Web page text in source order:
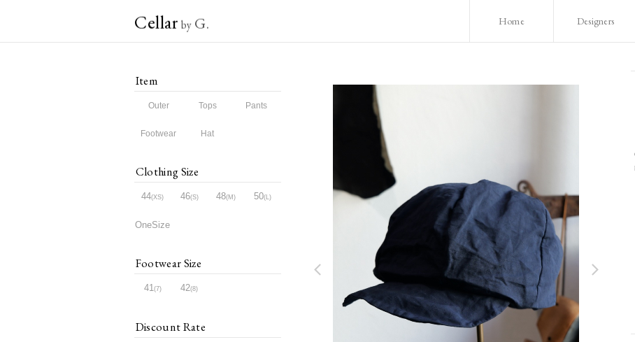
Cellar by G. Home Designers
Item
Outer Tops Pants
Footwear Hat
Clothing Size
44 XS 46 S 48 M 50 L
OneSize
Footwear Size
41 7 42 8
Discount Rate